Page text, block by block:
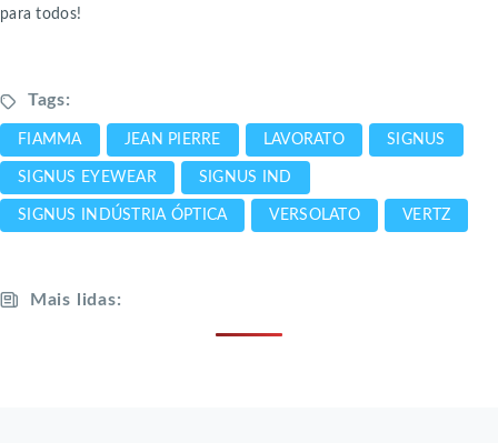
para todos!
Tags:
FIAMMA JEAN PIERRE LAVORATO SIGNUS
SIGNUS EYEWEAR SIGNUS IND
SIGNUS INDÚSTRIA ÓPTICA VERSOLATO VERTZ
Mais lidas: